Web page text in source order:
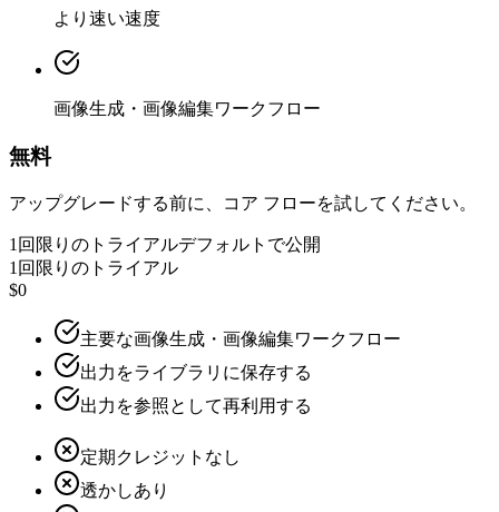
より速い速度
画像生成・画像編集ワークフロー
無料
アップグレードする前に、コア フローを試してください。
1回限りのトライアルデフォルトで公開
1回限りのトライアル
$0
主要な画像生成・画像編集ワークフロー
出力をライブラリに保存する
出力を参照として再利用する
定期クレジットなし
透かしあり